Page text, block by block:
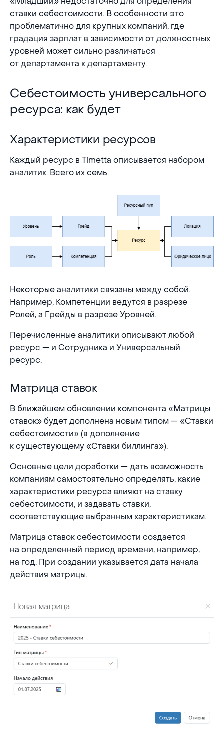
ставки себестоимости. В особенности это
проблематично для крупных компаний, где
градация зарплат в зависимости от должностных
уровней может сильно различаться
от департамента к департаменту.
Себестоимость универсального ресурса: как
Себестоимость универсального
ресурса: как будет
Характеристики ресурсов
Характеристики ресурсов
Каждый ресурс в Timetta описывается набором
аналитик. Всего их семь.
Некоторые аналитики связаны между собой.
Например, Компетенции ведутся в разрезе
Ролей, а Грейды в разрезе Уровней.
Перечисленные аналитики описывают любой
ресурс — и Сотрудника и Универсальный
ресурс.
Матрица ставок
Матрица ставок
В ближайшем обновлении компонента «Матрицы
ставок» будет дополнена новым типом — «Ставки
себестоимости» (в дополнение
к существующему «Ставки биллинга»).
Основные цели доработки — дать возможность
компаниям самостоятельно определять, какие
характеристики ресурса влияют на ставку
себестоимости, и задавать ставки,
соответствующие выбранным характеристикам.
Матрица ставок себестоимости создается
на определенный период времени, например,
на год. При создании указывается дата начала
действия матрицы.